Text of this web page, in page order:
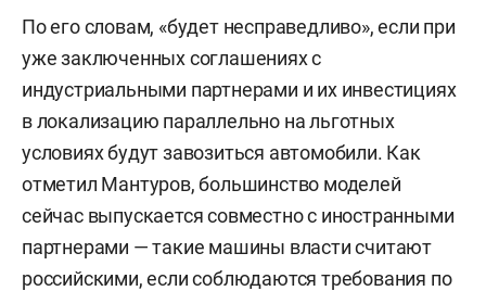
По его словам, «будет несправедливо», если при
уже заключенных соглашениях с
индустриальными партнерами и их инвестициях
в локализацию параллельно на льготных
условиях будут завозиться автомобили. Как
отметил Мантуров, большинство моделей
сейчас выпускается совместно с иностранными
партнерами — такие машины власти считают
российскими, если соблюдаются требования по